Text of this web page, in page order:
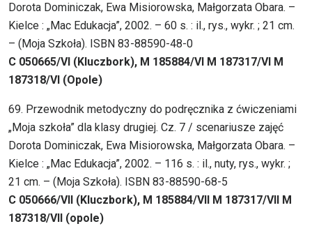
Dorota Dominiczak, Ewa Misiorowska, Małgorzata Obara. –
Kielce : „Mac Edukacja”, 2002. – 60 s. : il., rys., wykr. ; 21 cm.
– (Moja Szkoła). ISBN 83-88590-48-0
C 050665/VI (Kluczbork), M 185884/VI M 187317/VI M
187318/VI (Opole)
69. Przewodnik metodyczny do podręcznika z ćwiczeniami
„Moja szkoła” dla klasy drugiej. Cz. 7 / scenariusze zajęć
Dorota Dominiczak, Ewa Misiorowska, Małgorzata Obara. –
Kielce : „Mac Edukacja”, 2002. – 116 s. : il., nuty, rys., wykr. ;
21 cm. – (Moja Szkoła). ISBN 83-88590-68-5
C 050666/VII (Kluczbork), M 185884/VII M 187317/VII M
187318/VII (opole)